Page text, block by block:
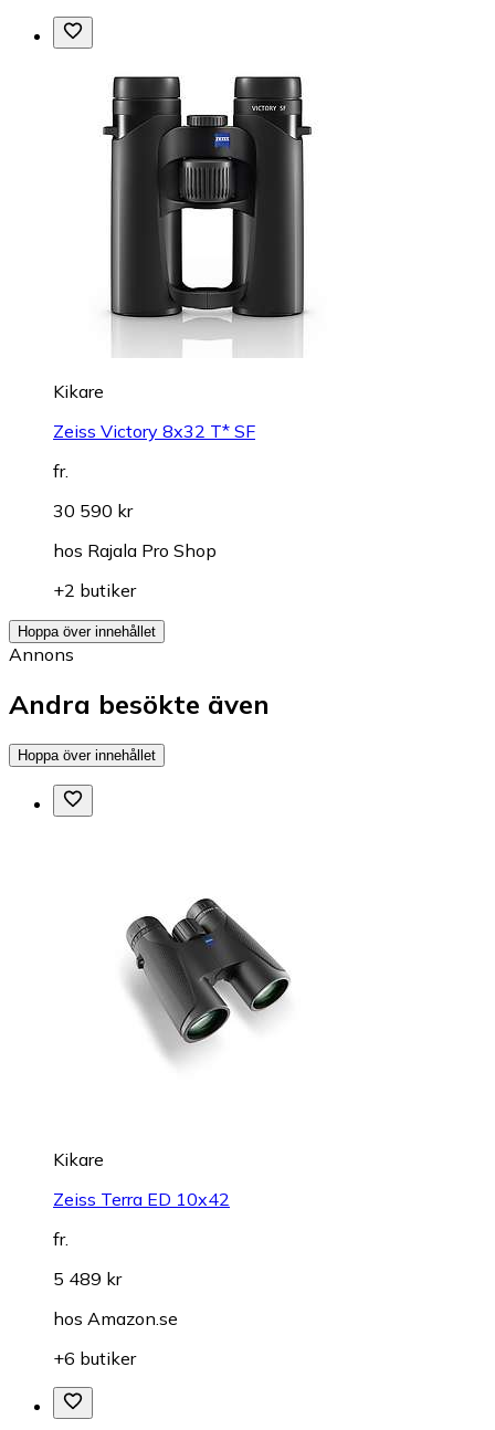
Kikare
Zeiss Victory 8x32 T* SF
fr.
30 590 kr
hos Rajala Pro Shop
+2 butiker
Hoppa över innehållet
Annons
Andra besökte även
Hoppa över innehållet
Kikare
Zeiss Terra ED 10x42
fr.
5 489 kr
hos Amazon.se
+6 butiker